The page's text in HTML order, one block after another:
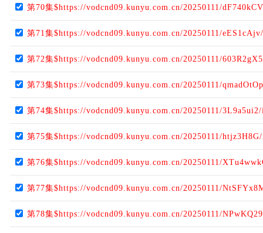
第70集$https://vodcnd09.kunyu.com.cn/20250111/
第71集$https://vodcnd09.kunyu.com.cn/20250111/
第72集$https://vodcnd09.kunyu.com.cn/20250111/
第73集$https://vodcnd09.kunyu.com.cn/20250111/
第74集$https://vodcnd09.kunyu.com.cn/20250111/
第75集$https://vodcnd09.kunyu.com.cn/20250111/
第76集$https://vodcnd09.kunyu.com.cn/20250111/
第77集$https://vodcnd09.kunyu.com.cn/20250111/
第78集$https://vodcnd09.kunyu.com.cn/20250111/